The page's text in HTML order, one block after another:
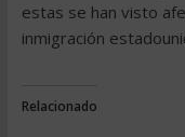
estas se han visto
inmigración
Relacionado